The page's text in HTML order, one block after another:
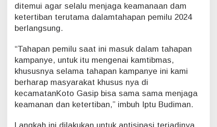
ditemui agar selalu menjaga keamanaan dam
ketertiban terutama dalamtahapan pemilu 2024
berlangsung.
“Tahapan pemilu saat ini masuk dalam tahapan
kampanye, untuk itu mengenai kamtibmas,
khususnya selama tahapan kampanye ini kami
berharap masyarakat khusus nya di
kecamatanKoto Gasip bisa sama sama menjaga
keamanan dan ketertiban,” imbuh Iptu Budiman.
Langkah ini dilakukan untuk antisipasi terjadinya